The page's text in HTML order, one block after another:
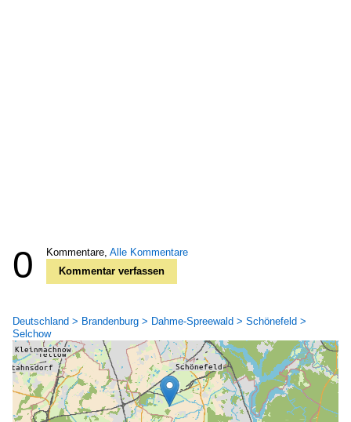
0 Kommentare, Alle Kommentare
Kommentar verfassen
Deutschland > Brandenburg > Dahme-Spreewald > Schönefeld >
Selchow